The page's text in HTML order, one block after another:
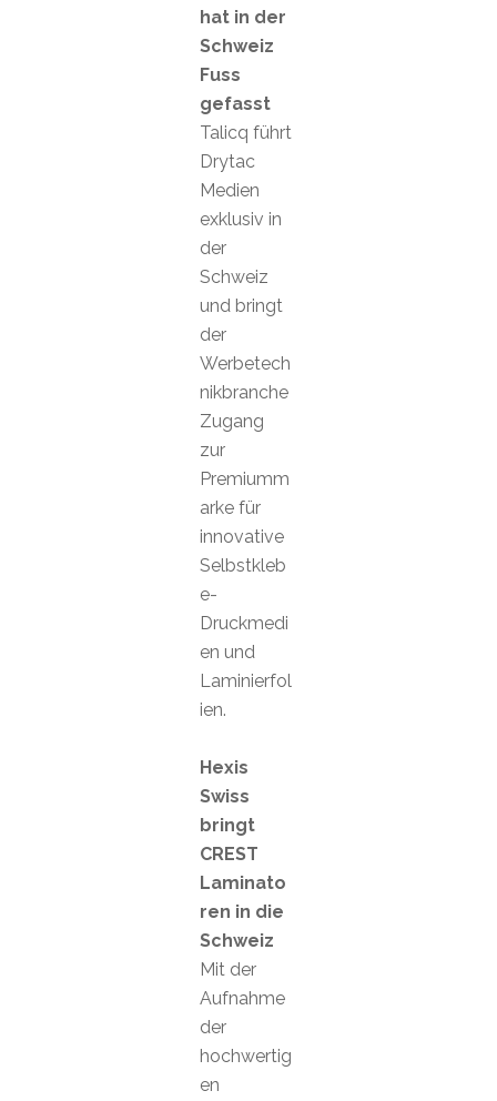
hat in der
Schweiz
Fuss
gefasst
Talicq führt
Drytac
Medien
exklusiv in
der
Schweiz
und bringt
der
Werbetech
nikbranche
Zugang
zur
Premiumm
arke für
innovative
Selbstkleb
e-
Druckmedi
en und
Laminierfol
ien.
Hexis
Swiss
bringt
CREST
Laminato
ren in die
Schweiz
Mit der
Aufnahme
der
hochwertig
en